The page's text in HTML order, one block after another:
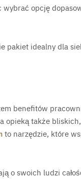
opcję
pakiet idealny dla
benefitów
opieką także
to narzędzie, które
o swoich ludzi